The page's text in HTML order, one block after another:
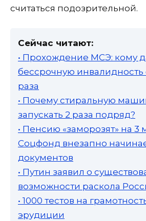
считаться подозрительной.
Сейчас читают:
• Прохождение МСЭ: кому
бессрочную инвалидность
раза
• Почему стиральную
запускать 2 раза подряд?
• Пенсию «заморозят» на 3
Соцфонд внезапно
документов
• Путин заявил о
возможности раскола
• 1000 тестов на
эрудиции